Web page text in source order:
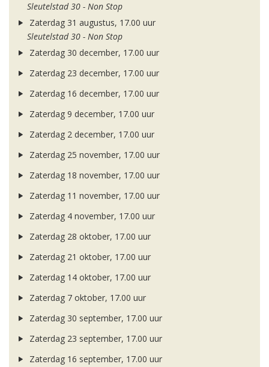
Sleutelstad 30 - Non Stop
Zaterdag 31 augustus, 17.00 uur
Sleutelstad 30 - Non Stop
Zaterdag 30 december, 17.00 uur
Zaterdag 23 december, 17.00 uur
Zaterdag 16 december, 17.00 uur
Zaterdag 9 december, 17.00 uur
Zaterdag 2 december, 17.00 uur
Zaterdag 25 november, 17.00 uur
Zaterdag 18 november, 17.00 uur
Zaterdag 11 november, 17.00 uur
Zaterdag 4 november, 17.00 uur
Zaterdag 28 oktober, 17.00 uur
Zaterdag 21 oktober, 17.00 uur
Zaterdag 14 oktober, 17.00 uur
Zaterdag 7 oktober, 17.00 uur
Zaterdag 30 september, 17.00 uur
Zaterdag 23 september, 17.00 uur
Zaterdag 16 september, 17.00 uur